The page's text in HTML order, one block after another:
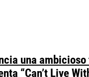
una
“Can’t Live